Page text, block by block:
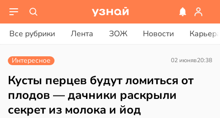
Все рубрики Лента ЗОЖ Новости
Интересное 02 июняв20:38
Кусты перцев будут ломиться от
плодов — дачники раскрыли
секрет из молока и йод